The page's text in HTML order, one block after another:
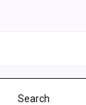
Search